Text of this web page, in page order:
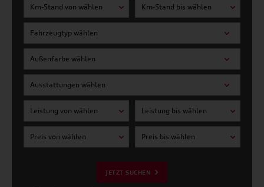
Km-Stand von wählen Km-Stand bis wählen
Fahrzeugtyp wählen
Außenfarbe wählen
Ausstattungen wählen
Leistung von wählen Leistung bis wählen
Preis von wählen Preis bis wählen
JETZT SUCHEN